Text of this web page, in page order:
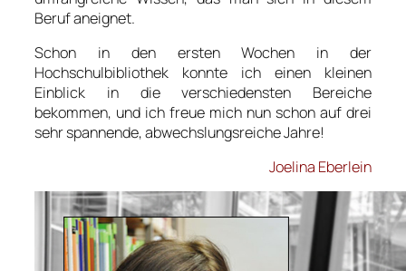
Beruf aneignet.
Schon in den ersten Wochen in der
Hochschulbibliothek konnte ich einen kleinen
Einblick in die verschiedensten Bereiche
bekommen, und ich freue mich nun schon auf drei
sehr spannende, abwechslungsreiche Jahre!
Joelina Eberlein